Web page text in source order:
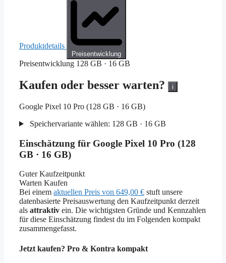
Produktdetails
Preisentwicklung
Preisentwicklung 128 GB · 16 GB
Kaufen oder besser warten? i
Google Pixel 10 Pro (128 GB · 16 GB)
Speichervariante wählen: 128 GB · 16 GB
Einschätzung für Google Pixel 10 Pro (128
GB · 16 GB)
Guter Kaufzeitpunkt
Warten Kaufen
Bei einem aktuellen Preis von 649,00 € stuft unsere
datenbasierte Preisauswertung den Kaufzeitpunkt derzeit
als attraktiv ein. Die wichtigsten Gründe und Kennzahlen
für diese Einschätzung findest du im Folgenden kompakt
zusammengefasst.
Jetzt kaufen? Pro & Kontra kompakt